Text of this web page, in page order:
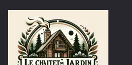
contenu